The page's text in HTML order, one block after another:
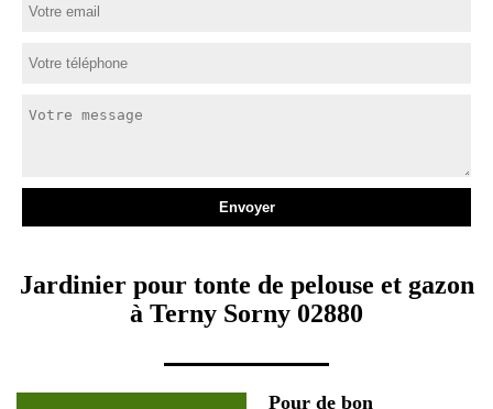
Jardinier pour tonte de pelouse et gazon
à Terny Sorny 02880
Pour de bon